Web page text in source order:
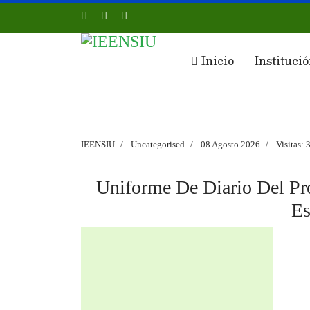
Inicio
IEENSIU Uncategorised 08 Agosto 2026 Visitas:
Uniforme De Diario Del